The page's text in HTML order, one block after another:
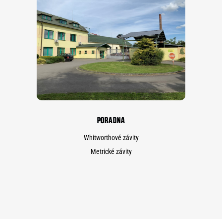
PORADNA
Whitworthové závity
Metrické závity